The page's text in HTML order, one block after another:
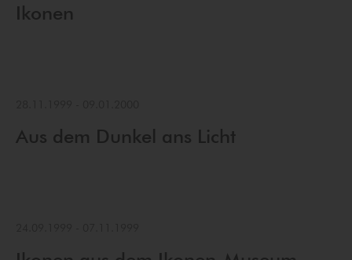
Ikonen
Aus dem Dunkel ans Licht